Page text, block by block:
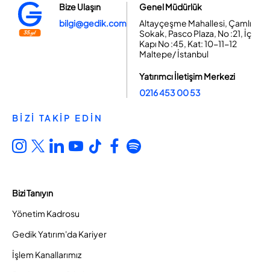
Bize Ulaşın
bilgi@gedik.com
Genel Müdürlük
Altayçeşme Mahallesi, Çamlı
Sokak, Pasco Plaza, No :21, İç
Kapı No :45, Kat: 10-11-12
Maltepe/ İstanbul
Yatırımcı İletişim Merkezi
0216 453 00 53
BİZİ TAKİP EDİN
Bizi Tanıyın
Yönetim Kadrosu
Gedik Yatırım'da Kariyer
İşlem Kanallarımız